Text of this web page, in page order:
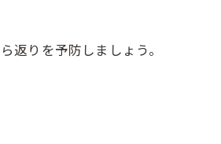
返りを予防しましょう。